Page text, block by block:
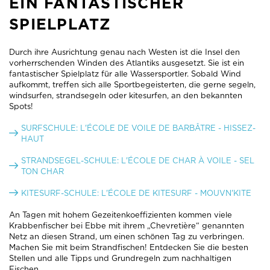
SPIELPLATZ
Durch ihre Ausrichtung genau nach Westen ist die Insel den
vorherrschenden Winden des Atlantiks ausgesetzt. Sie ist ein
fantastischer Spielplatz für alle Wassersportler. Sobald Wind
aufkommt, treffen sich alle Sportbegeisterten, die gerne segeln,
windsurfen, strandsegeln oder kitesurfen, an den bekannten
Spots!
SURFSCHULE: L'ÉCOLE DE VOILE DE BARBÂTRE - HISSEZ-
HAUT
STRANDSEGEL-SCHULE: L'ÉCOLE DE CHAR À VOILE - SEL
TON CHAR
KITESURF-SCHULE: L'ÉCOLE DE KITESURF - MOUVN'KITE
An Tagen mit hohem Gezeitenkoeffizienten kommen viele
Krabbenfischer bei Ebbe mit ihrem „Chevretière“ genannten
Netz an diesen Strand, um einen schönen Tag zu verbringen.
Machen Sie mit beim Strandfischen! Entdecken Sie die besten
Stellen und alle Tipps und Grundregeln zum nachhaltigen